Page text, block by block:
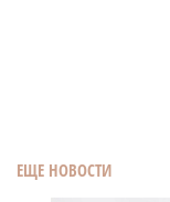
ЕЩЕ НОВОСТИ